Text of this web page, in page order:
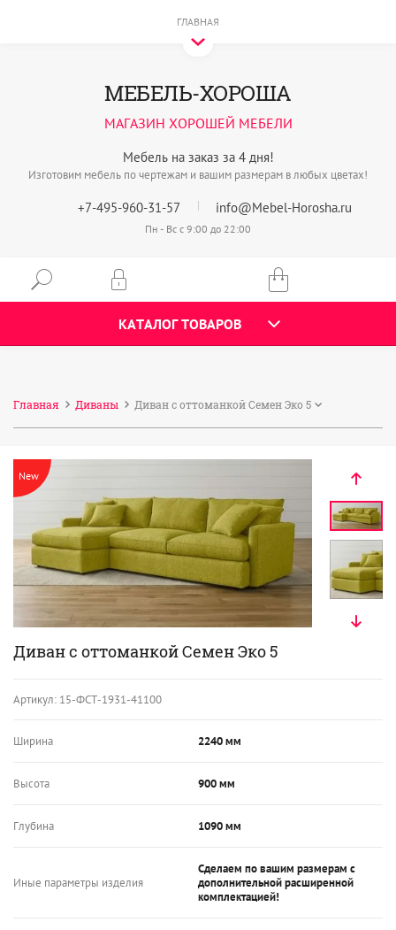
ГЛАВНАЯ
Мебель на заказ за 4 дня!
Изготовим мебель по чертежам и вашим размерам в любых цветах!
МЕБЕЛЬ-ХОРОША
МАГАЗИН ХОРОШЕЙ МЕБЕЛИ
+7-495-960-31-57 info@Mebel-Horosha.ru
Пн - Вс с 9:00 до 22:00
КАТАЛОГ ТОВАРОВ
Главная Диваны Диван с оттоманкой Семен Эко 5
New
Диван с оттоманкой Семен Эко 5
Артикул: 15-ФСТ-1931-41100
Ширина 2240 мм
Высота 900 мм
Глубина 1090 мм
Иные параметры изделия
Сделаем по вашим размерам с
дополнительной расширенной
комплектацией!